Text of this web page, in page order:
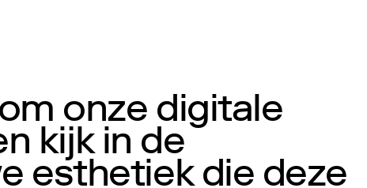
onze digitale
kijk in de
esthetiek die deze